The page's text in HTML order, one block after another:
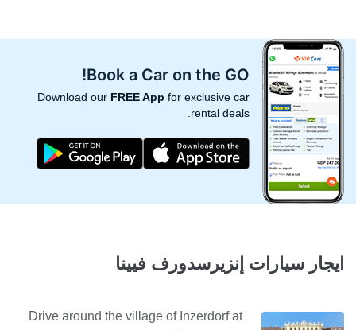
Book a Car on the GO!
Download our FREE App for exclusive car
rental deals.
ايجار سيارات إنزيرسدورف فيينا
Drive around the village of Inzerdorf at